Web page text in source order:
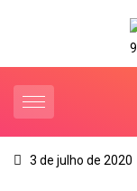
3 de julho de 2020